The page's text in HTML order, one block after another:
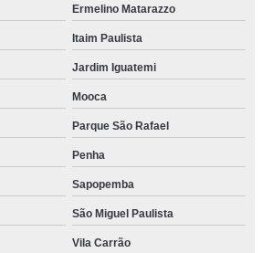
Ermelino Matarazzo
Itaim Paulista
Jardim Iguatemi
Mooca
Parque São Rafael
Penha
Sapopemba
São Miguel Paulista
Vila Carrão